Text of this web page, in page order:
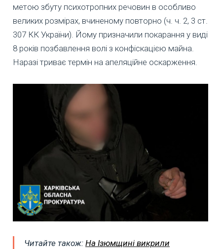
метою збуту психотропних речовин в особливо
великих розмірах, вчиненому повторно (ч. ч. 2, 3 ст.
307 КК України). Йому призначили покарання у виді
8 років позбавлення волі з конфіскацією майна.
Наразі триває термін на апеляційне оскарження.
Читайте також: На Ізюмщині викрили